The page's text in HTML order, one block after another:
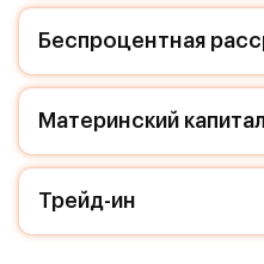
проекта, а трудоемкий
Вы идете в ногу со
современные,
решения? Или вы
классики? Тогда наши
душе! Выбирайте то, что
реализуйте свои задумки
Беспроцентная
Материнский капитал
Трейд-ин